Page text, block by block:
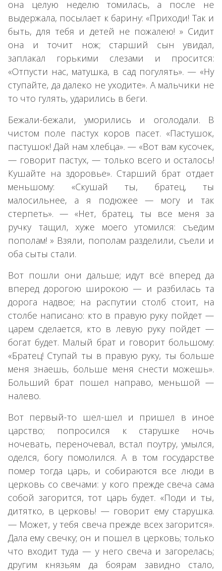
она целую неделю томилась, а после не
выдержала, посылает к барину: «Приходи! Так и
быть, для тебя и детей не пожалею! » Сидит
она и точит нож; старший сын увидал,
заплакал горькими слезами и просится:
«Отпусти нас, матушка, в сад погулять». — «Ну
ступайте, да далеко не уходите». А мальчики не
то что гулять, ударились в беги.
Бежали-бежали, уморились и оголодали. В
чистом поле пастух коров пасет. «Пастушок,
пастушок! Дай нам хлебца». — «Вот вам кусочек,
— говорит пастух, — только всего и осталось!
Кушайте на здоровье». Старший брат отдает
меньшому: «Скушай ты, братец, ты
малосильнее, а я подюжее — могу и так
стерпеть». — «Нет, братец, ты все меня за
ручку тащил, хуже моего утомился: съедим
пополам! » Взяли, пополам разделили, съели и
оба сыты стали.
Вот пошли они дальше; идут всё вперед да
вперед дорогою широкою — и разбилась та
дорога надвое; на распутии столб стоит, на
столбе написано: кто в правую руку пойдет —
царем сделается, кто в левую руку пойдет —
богат будет. Малый брат и говорит большому:
«Братец! Ступай ты в правую руку, ты больше
меня знаешь, больше меня снести можешь».
Больший брат пошел направо, меньшой —
налево.
Вот первый-то шел-шел и пришел в иное
царство; попросился к старушке ночь
ночевать, переночевал, встал поутру, умылся,
оделся, богу помолился. А в том государстве
помер тогда царь, и собираются все люди в
церковь со свечами: у кого прежде свеча сама
собой загорится, тот царь будет. «Поди и ты,
дитятко, в церковь! — говорит ему старушка.
— Может, у тебя свеча прежде всех загорится».
Дала ему свечку; он и пошел в церковь; только
что входит туда — у него свеча и загорелась;
другим князьям да боярам завидно стало,